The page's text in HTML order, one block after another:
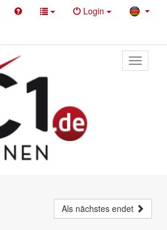
Login
Toggle
primary
Als nächstes endet